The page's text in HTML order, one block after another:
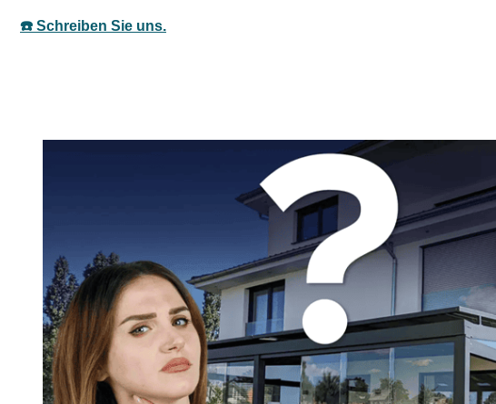
☎️ Schreiben Sie uns.